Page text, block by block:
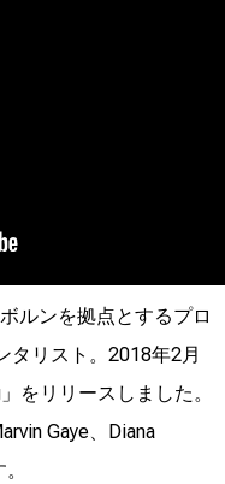
ルンを拠点とするプロ
タリスト。2018年2月
をリリースしました。
Gaye、Diana